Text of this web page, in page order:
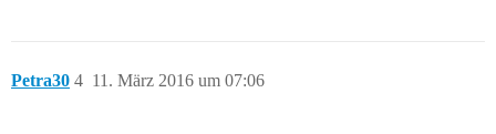
Petra30 11. März 2016 um 07:06
4